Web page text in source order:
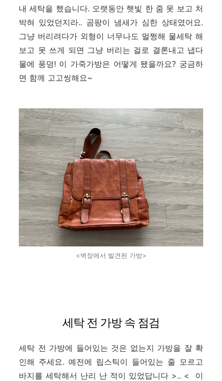
내 세탁을 했습니다. 오랫동안 햇빛 한 줌 못 보고 처
박혀 있었던지라.. 곰팡이 냄새가 심한 상태였어요.
그냥 버리려다가 외형이 너무나도 멀쩡해 물세탁 해
보고 못 쓰게 되면 그냥 버리는 걸로 결론내고 냅다
물에 풍덩! 이 가죽가방은 어떻게 됐을까요? 궁금하
면 함께 고고씽해요~
<벽장에서 발견된 가방>
세탁 전 가방 속 점검
세탁 전 가방에 들어있는 것은 없는지 가방을 잘 확
인해 주세요. 예전에 립스틱이 들어있는 줄 모르고
바지를 세탁해서 난리 난 적이 있었답니다 >.. < 이